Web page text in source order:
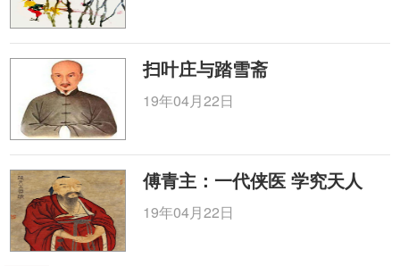
扫叶庄与踏雪斋
19年04月22日
傅青主：一代侠医 学究天人
19年04月22日